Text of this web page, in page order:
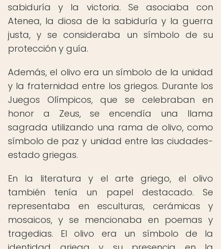
sabiduría y la victoria. Se asociaba con
Atenea, la diosa de la sabiduría y la guerra
justa, y se consideraba un símbolo de su
protección y guía.
Además, el olivo era un símbolo de la unidad
y la fraternidad entre los griegos. Durante los
Juegos Olímpicos, que se celebraban en
honor a Zeus, se encendía una llama
sagrada utilizando una rama de olivo, como
símbolo de paz y unidad entre las ciudades-
estado griegas.
En la literatura y el arte griego, el olivo
también tenía un papel destacado. Se
representaba en esculturas, cerámicas y
mosaicos, y se mencionaba en poemas y
tragedias. El olivo era un símbolo de la